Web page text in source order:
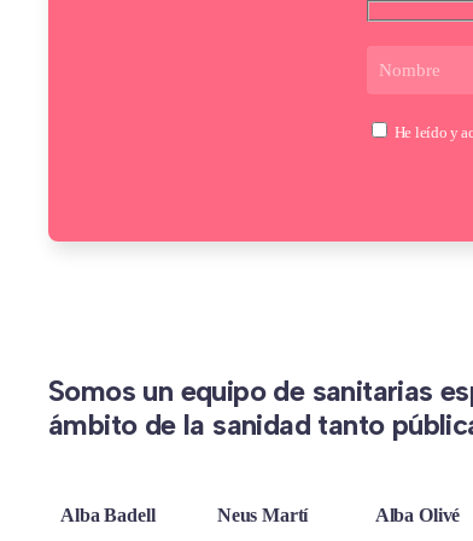
He leído y
Somos un equipo de sanitarias
ámbito de la sanidad tanto
Alba Badell Neus Martí
Alba Olivé